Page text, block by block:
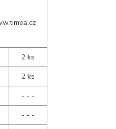
2 ks
2 ks
- - -
- - -